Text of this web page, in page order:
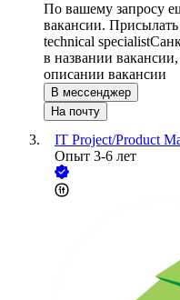
По вашему запросу
вакансии.
technical specialist
в названии
описании вакансии
В мессенджер
На почту
IT Project/Product
Опыт 3-6 лет